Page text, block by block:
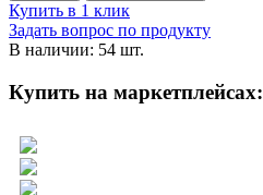
Купить в 1 клик
Задать вопрос по продукту
В наличии: 54 шт.
Купить на маркетплейсах: